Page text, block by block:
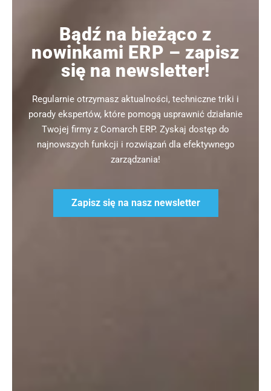
Bądź na bieżąco z
nowinkami ERP – zapisz
się na newsletter!
Regularnie otrzymasz aktualności, techniczne triki i
porady ekspertów, które pomogą usprawnić działanie
Twojej firmy z Comarch ERP. Zyskaj dostęp do
najnowszych funkcji i rozwiązań dla efektywnego
zarządzania!
Zapisz się na nasz newsletter